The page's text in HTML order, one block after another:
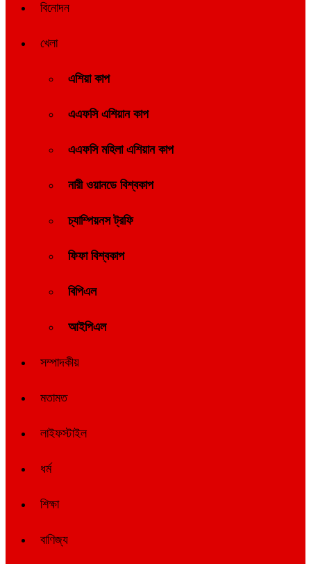
বিনোদন
খেলা
এশিয়া কাপ
এএফসি এশিয়ান কাপ
এএফসি মহিলা এশিয়ান কাপ
নারী ওয়ানডে বিশ্বকাপ
চ্যাম্পিয়নস ট্রফি
ফিফা বিশ্বকাপ
বিপিএল
আইপিএল
সম্পাদকীয়
মতামত
লাইফস্টাইল
ধর্ম
শিক্ষা
বাণিজ্য